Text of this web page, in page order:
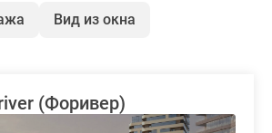
Вид из окна
(Форивер)